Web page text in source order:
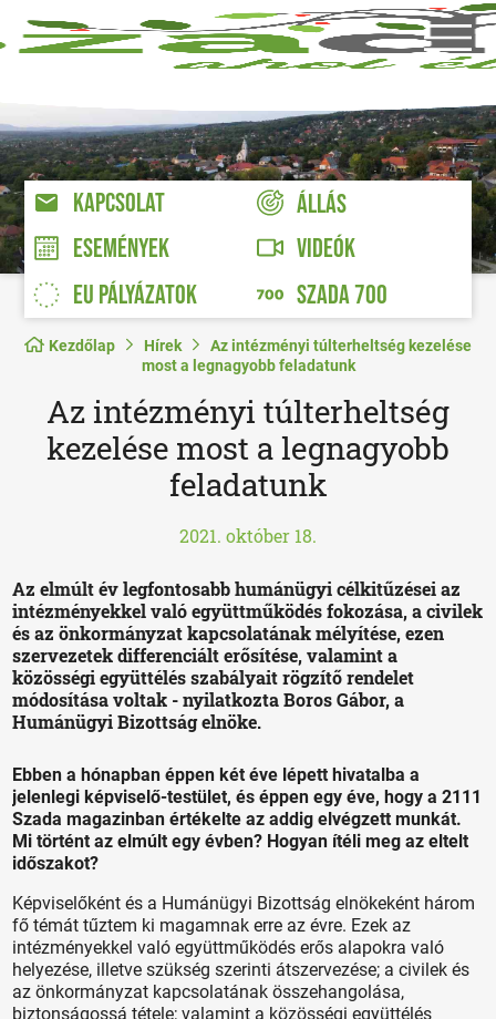
KAPCSOLAT
ÁLLÁS
ESEMÉNYEK
VIDEÓK
EU PÁLYÁZATOK
SZADA 700
Kezdőlap Hírek
Az intézményi túlterheltség kezelése
most a legnagyobb feladatunk
Az intézményi túlterheltség
kezelése most a legnagyobb
feladatunk
2021. október 18.
Az elmúlt év legfontosabb humánügyi célkitűzései az
intézményekkel való együttműködés fokozása, a civilek
és az önkormányzat kapcsolatának mélyítése, ezen
szervezetek differenciált erősítése, valamint a
közösségi együttélés szabályait rögzítő rendelet
módosítása voltak - nyilatkozta Boros Gábor, a
Humánügyi Bizottság elnöke.
Ebben a hónapban éppen két éve lépett hivatalba a
jelenlegi képviselő-testület, és éppen egy éve, hogy a 2111
Szada magazinban értékelte az addig elvégzett munkát.
Mi történt az elmúlt egy évben? Hogyan ítéli meg az eltelt
időszakot?
Képviselőként és a Humánügyi Bizottság elnökeként három
fő témát tűztem ki magamnak erre az évre. Ezek az
intézményekkel való együttműködés erős alapokra való
helyezése, illetve szükség szerinti átszervezése; a civilek és
az önkormányzat kapcsolatának összehangolása,
biztonságossá tétele; valamint a közösségi együttélés